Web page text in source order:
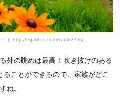
ト http://egawa-c.com/works/256/
外の眺めは最高！吹き抜けのある
ことができるので、家族がどこ
ね。